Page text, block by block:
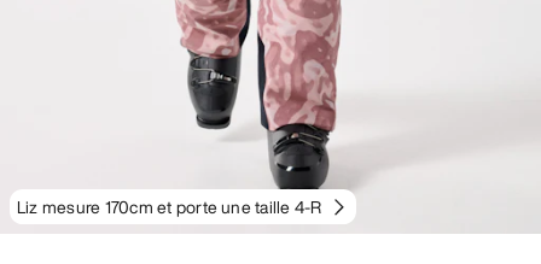
Liz mesure 170cm et porte une taille 4-R